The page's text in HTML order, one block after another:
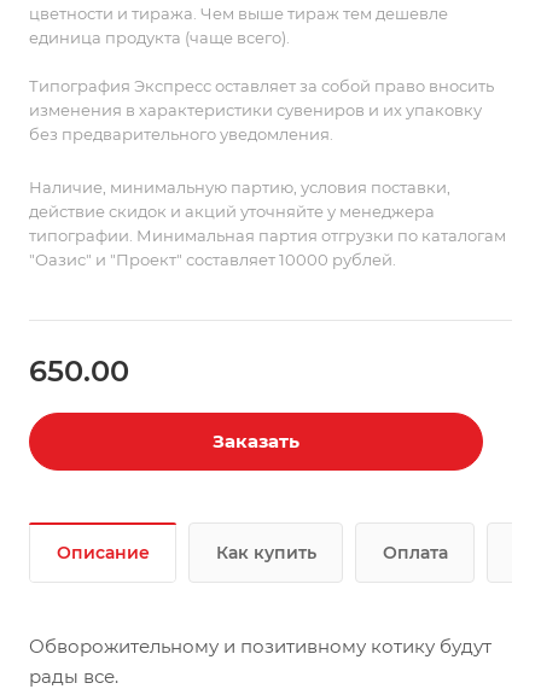
цветности и тиража. Чем выше тираж тем дешевле
единица продукта (чаще всего).
Типография Экспресс оставляет за собой право вносить
изменения в характеристики сувениров и их упаковку
без предварительного уведомления.
Наличие, минимальную партию, условия поставки,
действие скидок и акций уточняйте у менеджера
типографии. Минимальная партия отгрузки по каталогам
"Оазис" и "Проект" составляет 10000 рублей.
650.00
Заказать
Описание Как купить Оплата
Обворожительному и позитивному котику будут
рады все.